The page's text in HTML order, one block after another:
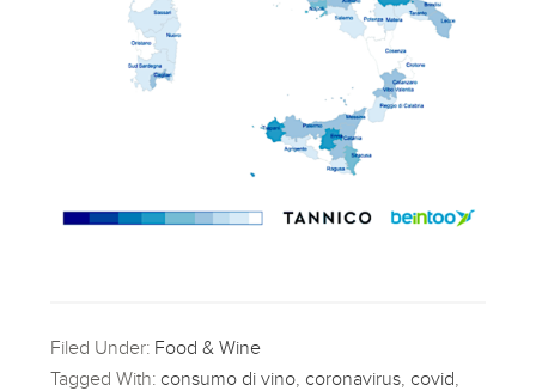
Filed Under: Food & Wine
Tagged With: consumo di vino coronavirus covid